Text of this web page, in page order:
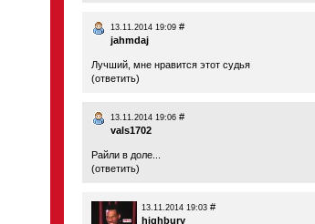
13.11.2014 19:09 #
jahmdaj
Лучший, мне нравится этот судья
(ответить)
13.11.2014 19:06 #
vals1702
Райли в доле...
(ответить)
13.11.2014 19:03 #
highbury